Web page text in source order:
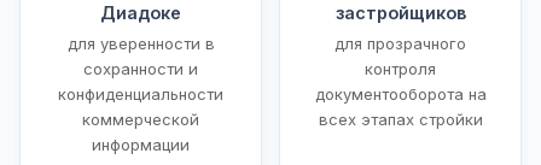
Диадоке
для уверенности в
сохранности и
конфиденциальности
коммерческой
информации
застройщиков
для прозрачного
контроля
документооборота на
всех этапах стройки